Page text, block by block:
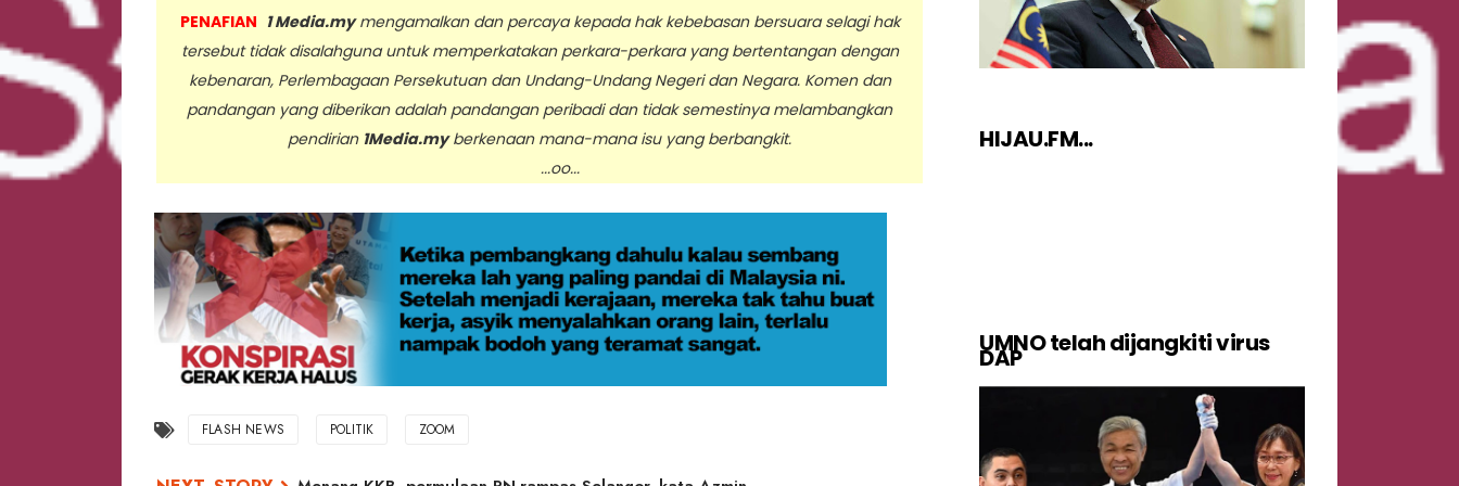
PENAFIAN 1 Media.mymengamalkan dan percaya kepada hak kebebasan bersuara selagi hak
tersebut tidak disalahguna untuk memperkatakan perkara-perkara yang bertentangan dengan
kebenaran, Perlembagaan Persekutuan dan Undang-Undang Negeri dan Negara. Komen dan
pandangan yang diberikan adalah pandangan peribadi dan tidak semestinya melambangkan
pendirian 1Media.myberkenaan mana-mana isu yang berbangkit.
...oo...
FLASH NEWS POLITIK ZOOM
HIJAU.FM...
UMNO telah dijangkiti virus
DAP